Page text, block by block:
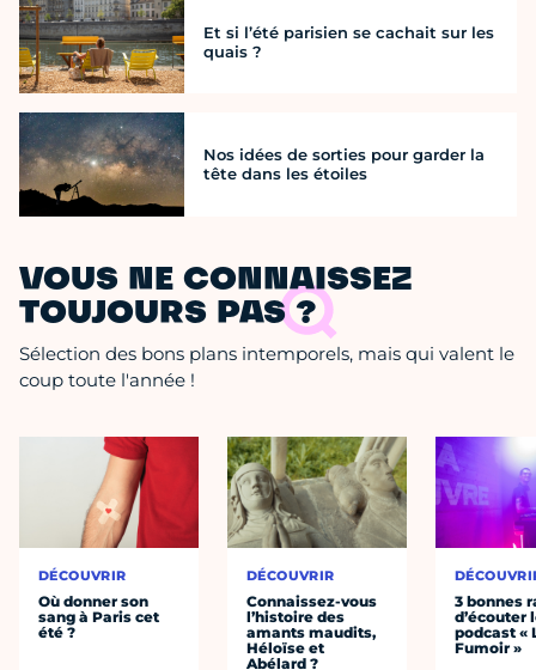
Et si l’été parisien se cachait sur les
quais ?
Nos idées de sorties pour garder la
tête dans les étoiles
VOUS NE CONNAISSEZ
TOUJOURS PAS ?
Sélection des bons plans intemporels, mais qui valent le
coup toute l'année !
DÉCOUVRIR
Où donner son
sang à Paris cet
été ?
DÉCOUVRIR
Connaissez-vous
l’histoire des
amants maudits,
Héloïse et
Abélard ?
3 bonnes
d’écouter
podcast «
Fumoir »